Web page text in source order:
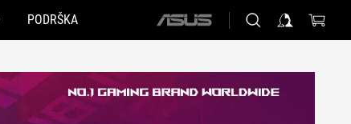
PODRŠKA
ASUS